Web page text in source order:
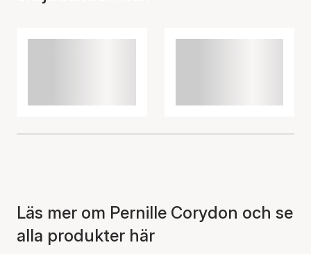
Läs mer om Pernille Corydon och se
alla produkter här